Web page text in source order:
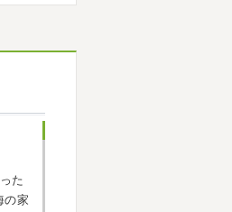
ある
た
の家